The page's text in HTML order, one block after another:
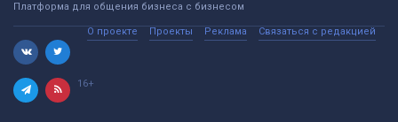
Платформа для общения бизнеса с бизнесом
О проекте Проекты Реклама Связаться с редакцией
16+